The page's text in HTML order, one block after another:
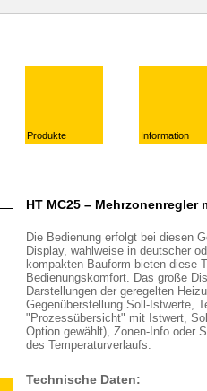
Produkte Information
HT MC25 – Mehrzonenregler
Die Bedienung erfolgt bei diesen
Display, wahlweise in deutscher
kompakten Bauform bieten diese
Bedienungskomfort. Das große
Darstellungen der geregelten
Gegenüberstellung Soll-Istwerte,
"Prozessübersicht" mit Istwert,
Option gewählt), Zonen-Info oder
des Temperaturverlaufs.
Technische Daten: